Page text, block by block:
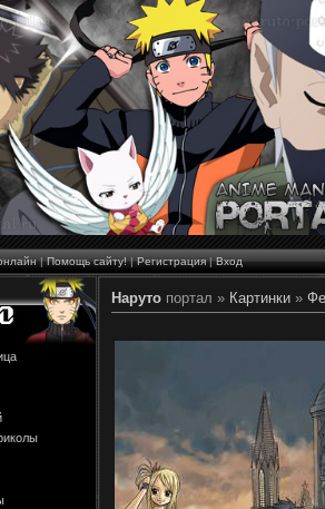
|Помощь сайту!|Регистрация|Вход
Наруто портал » Картинки »